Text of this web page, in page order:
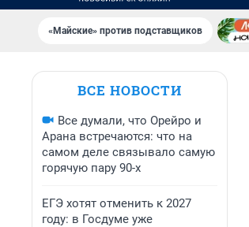
«Майские» против подставщиков
ВСЕ НОВОСТИ
Все думали, что Орейро и
Арана встречаются: что на
самом деле связывало самую
горячую пару 90-х
ЕГЭ хотят отменить к 2027
году: в Госдуме уже